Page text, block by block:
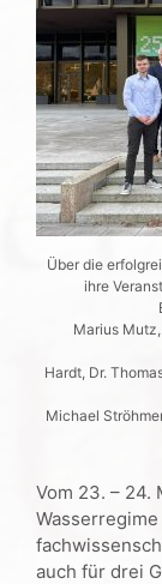
Über die
ihre
Marius Mutz,
Hardt, Dr.
Michael
Vom 23. – 24.
auch für drei